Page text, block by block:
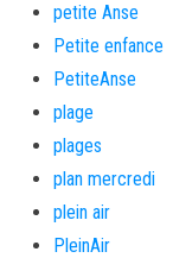
petite Anse
Petite enfance
PetiteAnse
plage
plages
plan mercredi
plein air
PleinAir